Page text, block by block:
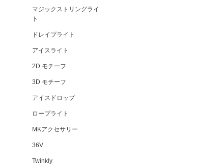
マジックストリングライ
ト
ドレイプライト
アイスライト
2D モチーフ
3D モチーフ
アイスドロップ
ロープライト
MKアクセサリー
36V
Twinkly